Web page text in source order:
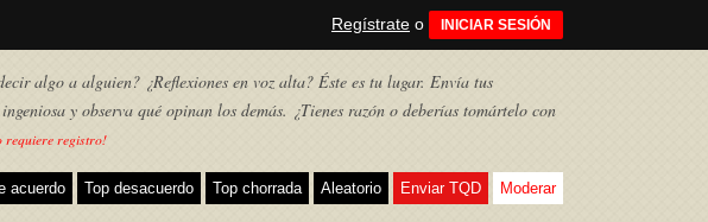
Regístrate o INICIAR SESIÓN
algo a alguien? ¿Reflexiones en voz alta? Éste es tu lugar. Envía tus
y observa qué opinan los demás. ¿Tienes razón o deberías tomártelo con
requiere registro!
acuerdo Top desacuerdo Top chorrada Aleatorio Enviar TQD Moderar